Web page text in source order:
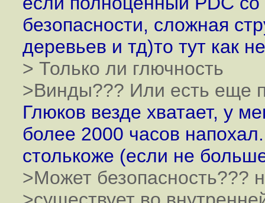
безопасности, сложная
деревьев и тд)то тут как
> Только ли глючность
>Винды??? Или есть еще
Глюков везде хватает, у
более 2000 часов
столькоже (если не
>Может безопасность???